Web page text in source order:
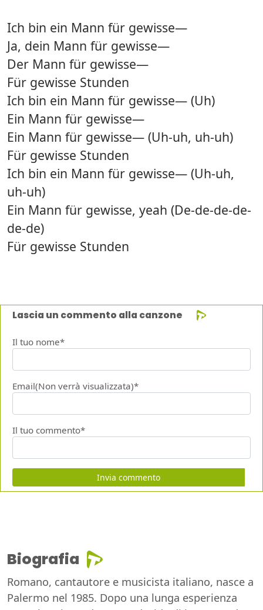
Ich bin ein Mann für gewisse—
Ja, dein Mann für gewisse—
Der Mann für gewisse—
Für gewisse Stunden
Ich bin ein Mann für gewisse— (Uh)
Ein Mann für gewisse—
Ein Mann für gewisse— (Uh-uh, uh-uh)
Für gewisse Stunden
Ich bin ein Mann für gewisse— (Uh-uh,
uh-uh)
Ein Mann für gewisse, yeah (De-de-de-de-
de-de)
Für gewisse Stunden
Lascia un commento alla canzone
Il tuo nome*
Email(Non verrà visualizzata)*
Il tuo commento*
Invia commento
Biografia
Romano, cantautore e musicista italiano, nasce a
Palermo nel 1985. Dopo una lunga esperienza